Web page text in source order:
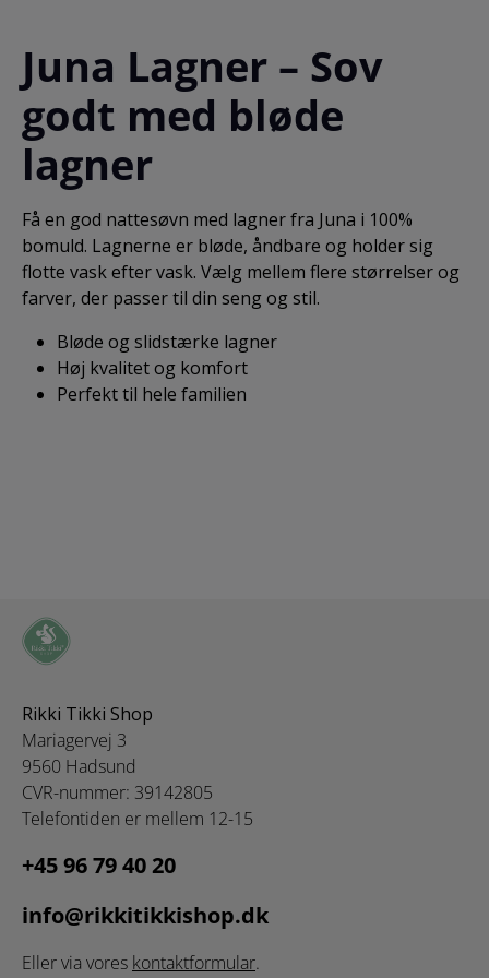
boxmadras og
topmadras. Med et
kuvertlagen fra Juna
vil du opleve, at
lagnet altid ligger
stramt og perfekt.
Juna kuvertlagner er
lavet med en lille
smule højde, så det
passer perfekt til
topmadrasser, der er
mellem 4-8 cm høje.
fintrådet percale i 100
% bomuld. Mål:
90x210 cm
strukturen med en
klassisk smal strib i
rose og hvid. Dynen
måler 140 x 220 cm
60 cm med
kuvertlukning.
Monochrome
sengetøj er GOTS
certificeret, OEKO-
vaskes ved 60°. Mix &
Juna Lagner – Sov
godt med bløde
lagner
Få en god nattesøvn med lagner fra Juna i 100%
bomuld. Lagnerne er bløde, åndbare og holder sig
flotte vask efter vask. Vælg mellem flere størrelser og
farver, der passer til din seng og stil.
Bløde og slidstærke lagner
Høj kvalitet og komfort
Perfekt til hele familien
Rikki Tikki Shop
Mariagervej 3
9560 Hadsund
CVR-nummer: 39142805
Telefontiden er mellem 12-15
+45 96 79 40 20
info@rikkitikkishop.dk
Eller via vores kontaktformular.